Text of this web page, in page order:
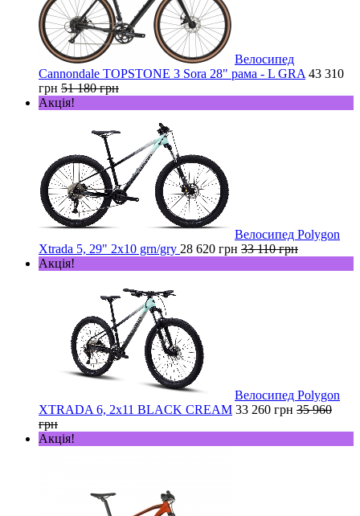
Велосипед
Cannondale TOPSTONE 3 Sora 28" рама - L GRA 43 310
грн 51 180 грн
Акція!
Велосипед Polygon
Xtrada 5, 29" 2х10 grn/gry 28 620 грн 33 110 грн
Акція!
Велосипед Polygon
XTRADA 6, 2x11 BLACK CREAM 33 260 грн 35 960
грн
Акція!